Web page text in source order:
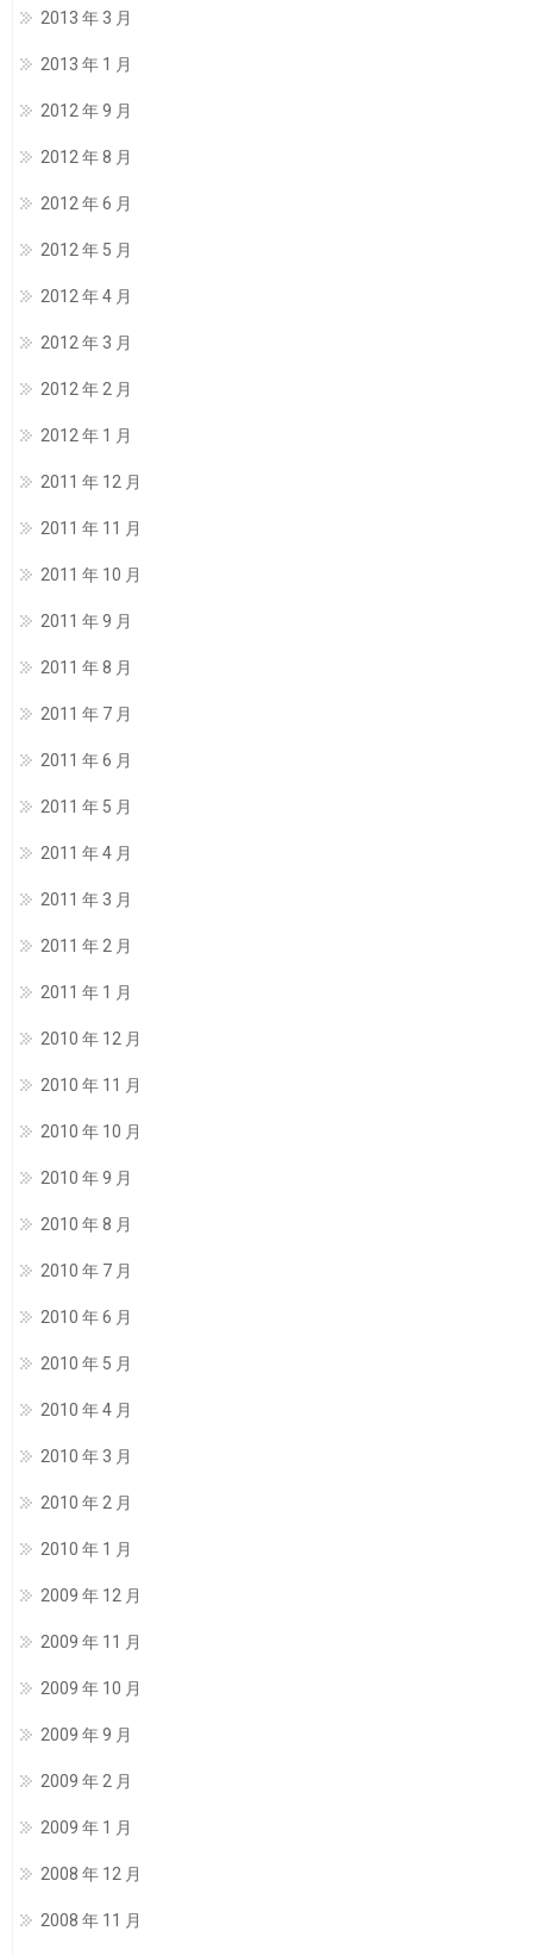
2013 年 3 月
2013 年 1 月
2012 年 9 月
2012 年 8 月
2012 年 6 月
2012 年 5 月
2012 年 4 月
2012 年 3 月
2012 年 2 月
2012 年 1 月
2011 年 12 月
2011 年 11 月
2011 年 10 月
2011 年 9 月
2011 年 8 月
2011 年 7 月
2011 年 6 月
2011 年 5 月
2011 年 4 月
2011 年 3 月
2011 年 2 月
2011 年 1 月
2010 年 12 月
2010 年 11 月
2010 年 10 月
2010 年 9 月
2010 年 8 月
2010 年 7 月
2010 年 6 月
2010 年 5 月
2010 年 4 月
2010 年 3 月
2010 年 2 月
2010 年 1 月
2009 年 12 月
2009 年 11 月
2009 年 10 月
2009 年 9 月
2009 年 2 月
2009 年 1 月
2008 年 12 月
2008 年 11 月